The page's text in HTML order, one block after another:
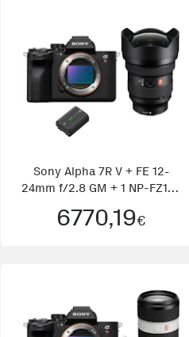
Sony Alpha 7R V + FE 12-
24mm f/2.8 GM + 1 NP-FZ100
6770,19€